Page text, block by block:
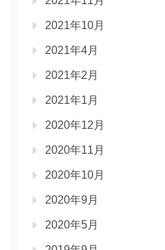
2021年10月
2021年4月
2021年2月
2021年1月
2020年12月
2020年11月
2020年10月
2020年9月
2020年5月